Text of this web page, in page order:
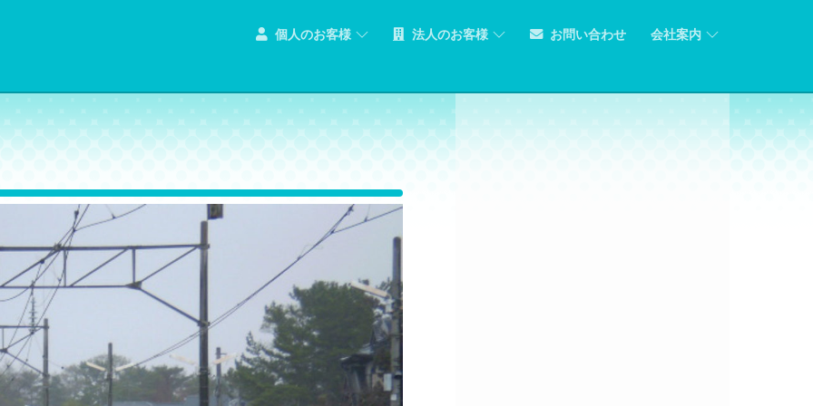
個人のお客様 法人のお客様 お問い合わせ 会社案内